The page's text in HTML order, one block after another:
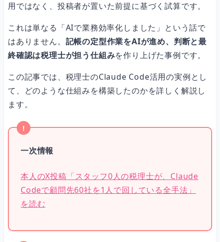
Q. Claude Codeは税理士以外の業種でも使えますか？
Q. freee以外の会計ソフトでも同じことはできますか？
Q. AIに経理を任せてミスは起きないのですか？
まとめ
用ではなく、投稿者が置いた前提に基づく試算です。
これは単なる「AIで業務効率化しました」という話で
はありません。 記帳の定型作業をAIが進め、判断と最
終確認は税理士が担う仕組みを作り上げた事例です。
この記事では、税理士のClaude Code活用の実例とし
て、どのような仕組みを構築したのかを詳しく解説し
ます。
一次情報
本人のX投稿「スタッフ0人の税理士が、Claude
Codeで顧問先60社を1人で回している全手法」
を読む